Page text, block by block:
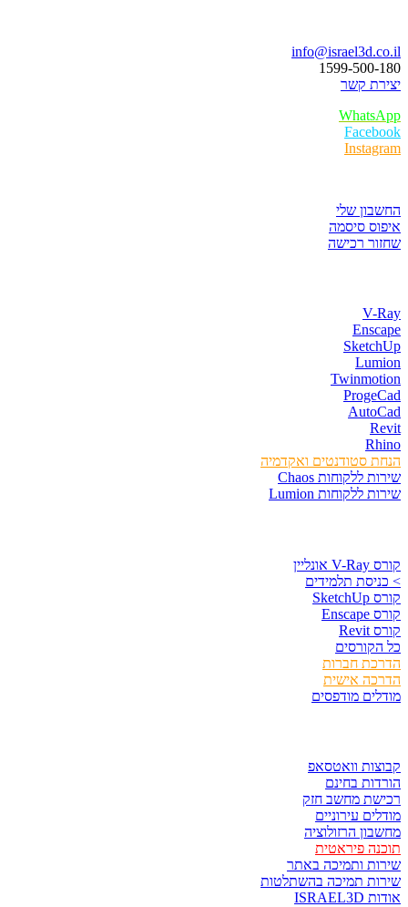
info@israel3d.co.il
1599-500-180
יצירת קשר
WhatsApp
Facebook
Instagram
החשבון שלי
איפוס סיסמה
שחזור רכישה
V-Ray
Enscape
SketchUp
Lumion
Twinmotion
ProgeCad
AutoCad
Revit
Rhino
הנחת סטודנטים ואקדמיה
שירות ללקוחות Chaos
שירות ללקוחות Lumion
קורס V-Ray אונליין
> כניסת תלמידים
קורס SketchUp
קורס Enscape
קורס Revit
כל הקורסים
הדרכת חברות
הדרכה אישית
מודלים מודפסים
קבוצות וואטסאפ
הורדות בחינם
רכישת מחשב חזק
מודלים עירוניים
מחשבון הרזולוציה
תוכנה פיראטית
שירות ותמיכה באתר
שירות תמיכה בהשתלטות
אודות ISRAEL3D